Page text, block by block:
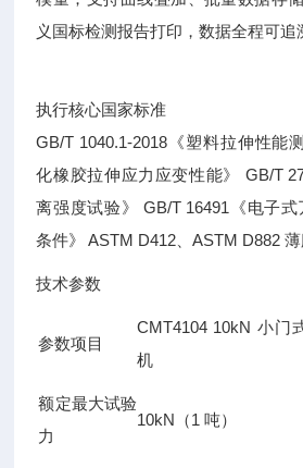
义国标检测报告打印，数据全程可追
执行核心国家标准
GB/T 1040.1-2018《塑料拉伸性能
化橡胶拉伸应力应变性能》 GB/T
离强度试验》 GB/T 16491《电子
条件》 ASTM D412、ASTM D882
技术参数
参数项目
CMT4104 10kN 小门
机
额定最大试验
力
10kN（1 吨）